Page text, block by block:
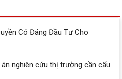
Có Đáng Đầu Tư Cho
nghiên cứu thị trường cần cấu